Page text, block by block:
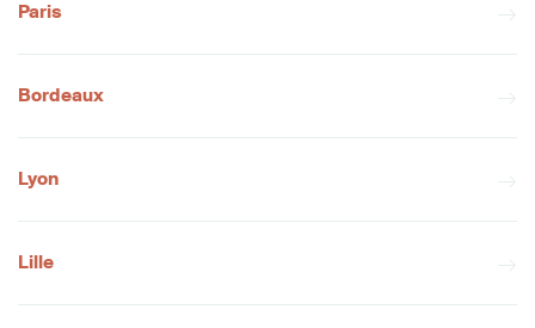
Paris
Bordeaux
Lyon
Lille